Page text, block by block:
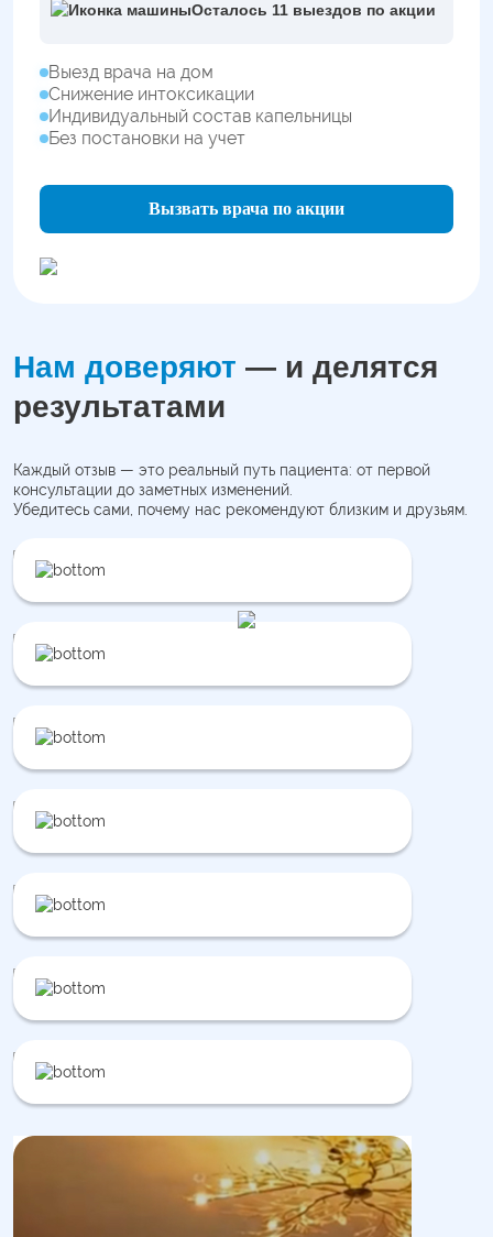
Осталось 11 выездов по акции
Выезд врача на дом
Снижение интоксикации
Индивидуальный состав капельницы
Без постановки на учет
Вызвать врача по акции
Нам доверяют — и делятся
результатами
Каждый отзыв — это реальный путь пациента: от первой
консультации до заметных изменений.
Убедитесь сами, почему нас рекомендуют близким и друзьям.